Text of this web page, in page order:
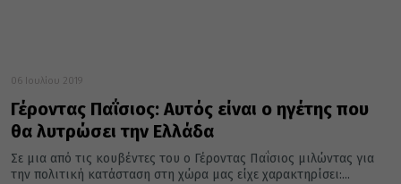
06 Ιουλίου 2019
Γέροντας Παΐσιος: Αυτός είναι ο ηγέτης που
θα λυτρώσει την Ελλάδα
Σε μια από τις κουβέντες του ο Γέροντας Παΐσιος μιλώντας για
την πολιτική κατάσταση στη χώρα μας είχε χαρακτηρίσει:...